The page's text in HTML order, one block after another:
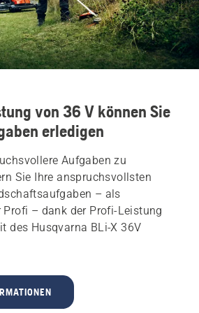
von 36 V können Sie
erledigen
Aufgaben zu
Sie Ihre anspruchsvollsten
– als
Profi – dank der Profi-Leistung
des Husqvarna BLi‑X 36V